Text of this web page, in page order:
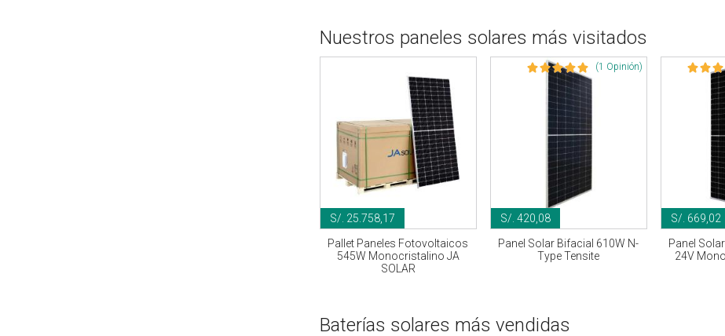
Nuestros paneles solares más visitados
S/. 25.758,17
Pallet Paneles Fotovoltaicos
545W Monocristalino JA
SOLAR
(1 Opinión)
S/. 420,08
Panel Solar Bifacial 610W N-
Type Tensite
S/. 669,02
Panel
24V
Baterías solares más vendidas